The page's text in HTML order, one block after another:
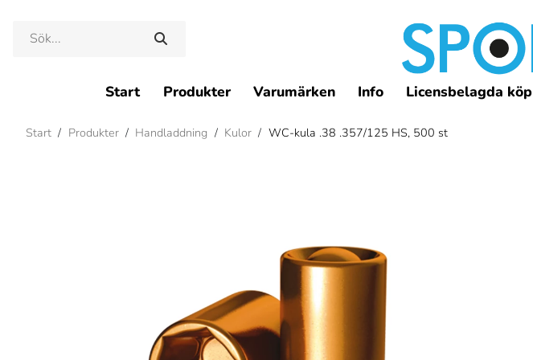
Start Produkter Varumärken Info Licensbelagda köp
Start / Produkter / Handladdning / Kulor / WC-kula .38 .357/125 HS, 500 st